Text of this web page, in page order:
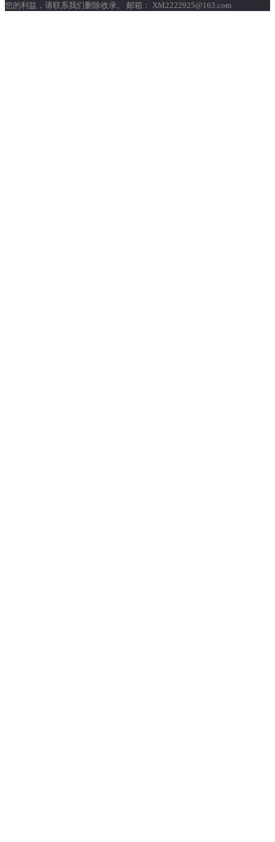
您的利益，请联系我们删除收录。 邮箱： XM2222925@163.com